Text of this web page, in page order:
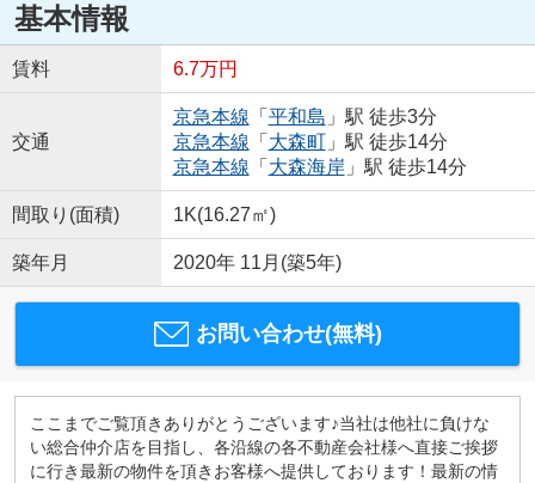
基本情報
賃料 6.7万円
交通
京急本線 「 平和島 」駅 徒歩3分
京急本線 「 大森町」駅 徒歩14分
京急本線 「 大森海岸 」駅 徒歩14分
間取り(面積) 1K(16.27㎡)
築年月 2020年 11月(築5年)
お問い合わせ(無料)
ここまでご覧頂きありがとうございます♪当社は他社に負けな
い総合仲介店を目指し、各沿線の各不動産会社様へ直接ご挨拶
に行き最新の物件を頂きお客様へ提供しております！最新の情